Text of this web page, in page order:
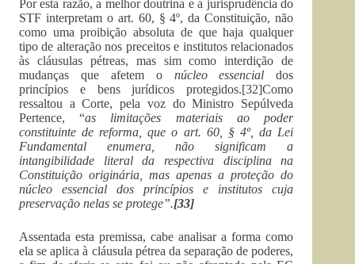
Por esta razão, a melhor doutrina e a jurisprudência do
STF interpretam o art. 60, § 4º, da Constituição, não
como uma proibição absoluta de que haja qualquer
tipo de alteração nos preceitos e institutos relacionados
às cláusulas pétreas, mas sim como interdição de
mudanças que afetem o núcleo essencialdos
princípios e bens jurídicos protegidos.[32]Como
ressaltou a Corte, pela voz do Ministro Sepúlveda
Pertence, “as limitações materiais ao poder
constituinte de reforma, que o art. 60, § 4º, da Lei
Fundamental enumera, não significam a
intangibilidade literal da respectiva disciplina na
Constituição originária, mas apenas a proteção do
núcleo essencial dos princípios e institutos cuja
preservação nelas se protege”.[33]
Assentada esta premissa, cabe analisar a forma como
ela se aplica à cláusula pétrea da separação de poderes,